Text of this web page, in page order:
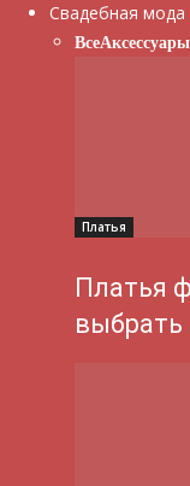
Свадебная мода
ВсеАксессуары
Платья
Платья
выбрать